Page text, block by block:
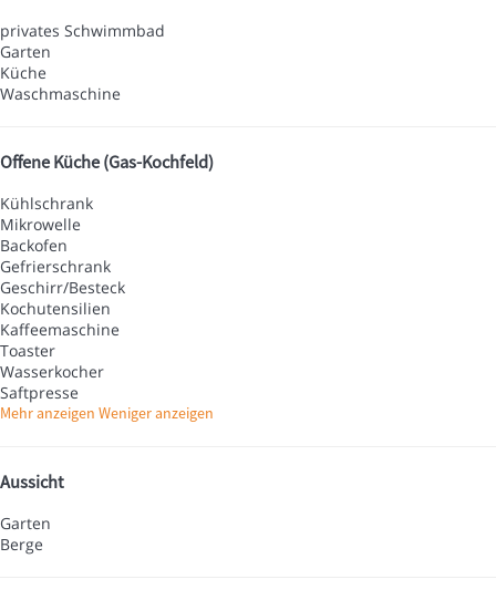
privates Schwimmbad
Garten
Küche
Waschmaschine
Offene Küche (Gas-Kochfeld)
Kühlschrank
Mikrowelle
Backofen
Gefrierschrank
Geschirr/Besteck
Kochutensilien
Kaffeemaschine
Toaster
Wasserkocher
Saftpresse
Mehr anzeigen Weniger anzeigen
Aussicht
Garten
Berge